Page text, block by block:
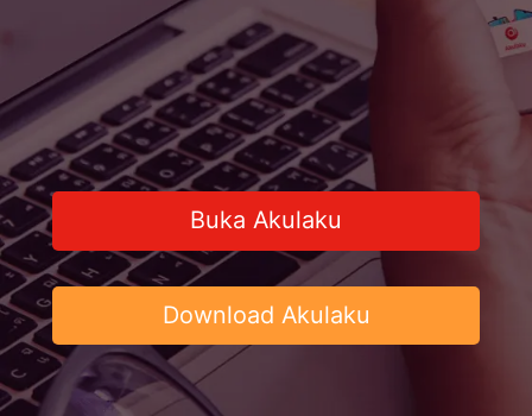
Buka Akulaku
Download Akulaku